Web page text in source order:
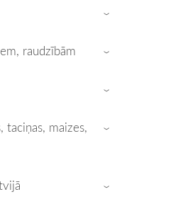
›
raudzībām ›
›
maizes,
›
›